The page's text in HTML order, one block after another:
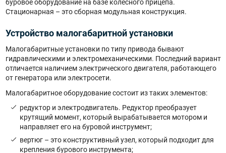
буровое оборудование на базе колесного прицепа.
Стационарная – это сборная модульная конструкция.
Устройство малогабаритной установки
Малогабаритные установки по типу привода бывают
гидравлическими и электромеханическими. Последний вариант
отличается наличием электрического двигателя, работающего
от генератора или электросети.
Малогабаритное оборудование состоит из таких элементов:
редуктор и электродвигатель. Редуктор преобразует
крутящий момент, который вырабатывается мотором и
направляет его на буровой инструмент;
вертюг – это конструктивный узел, который подходит для
крепления бурового инструмента;